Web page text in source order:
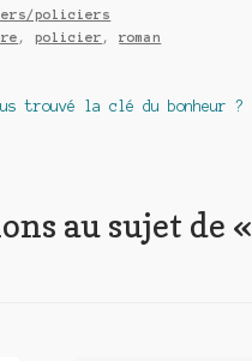
policiers
,policier ,roman
trouvé la clé du bonheur ?
au sujet de «